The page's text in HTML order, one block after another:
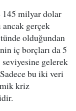
145 milyar dolar
ancak gerçek
olduğundan
iç borçları da 5
gelerek
bu iki veri
kriz